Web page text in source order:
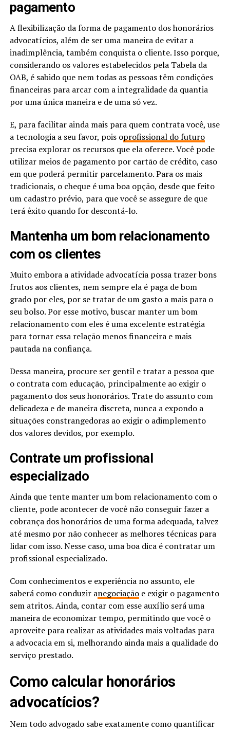
pagamento
A flexibilização da forma de pagamento dos honorários
advocatícios, além de ser uma maneira de evitar a
inadimplência, também conquista o cliente. Isso porque,
considerando os valores estabelecidos pela Tabela da
OAB, é sabido que nem todas as pessoas têm condições
financeiras para arcar com a integralidade da quantia
por uma única maneira e de uma só vez.
E, para facilitar ainda mais para quem contrata você, use
a tecnologia a seu favor, pois oprofissional do futuro
precisa explorar os recursos que ela oferece. Você pode
utilizar meios de pagamento por cartão de crédito, caso
em que poderá permitir parcelamento. Para os mais
tradicionais, o cheque é uma boa opção, desde que feito
um cadastro prévio, para que você se assegure de que
terá êxito quando for descontá-lo.
Mantenha um bom relacionamento
com os clientes
Muito embora a atividade advocatícia possa trazer bons
frutos aos clientes, nem sempre ela é paga de bom
grado por eles, por se tratar de um gasto a mais para o
seu bolso. Por esse motivo, buscar manter um bom
relacionamento com eles é uma excelente estratégia
para tornar essa relação menos financeira e mais
pautada na confiança.
Dessa maneira, procure ser gentil e tratar a pessoa que
o contrata com educação, principalmente ao exigir o
pagamento dos seus honorários. Trate do assunto com
delicadeza e de maneira discreta, nunca a expondo a
situações constrangedoras ao exigir o adimplemento
dos valores devidos, por exemplo.
Contrate um profissional
especializado
Ainda que tente manter um bom relacionamento com o
cliente, pode acontecer de você não conseguir fazer a
cobrança dos honorários de uma forma adequada, talvez
até mesmo por não conhecer as melhores técnicas para
lidar com isso. Nesse caso, uma boa dica é contratar um
profissional especializado.
Com conhecimentos e experiência no assunto, ele
saberá como conduzir anegociaçãoe exigir o pagamento
sem atritos. Ainda, contar com esse auxílio será uma
maneira de economizar tempo, permitindo que você o
aproveite para realizar as atividades mais voltadas para
a advocacia em si, melhorando ainda mais a qualidade do
serviço prestado.
Como calcular honorários
advocatícios?
Nem todo advogado sabe exatamente como quantificar